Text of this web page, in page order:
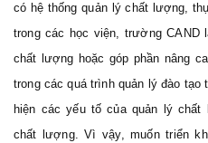
có hệ thống quản lý chất lượng,
trong các học viện, trường CAND
chất lượng hoặc góp phần nâng
trong các quá trình quản lý đào
hiện các yếu tố của quản lý
chất lượng. Vì vậy, muốn triển